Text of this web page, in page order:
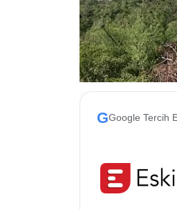
GGoogle Tercih